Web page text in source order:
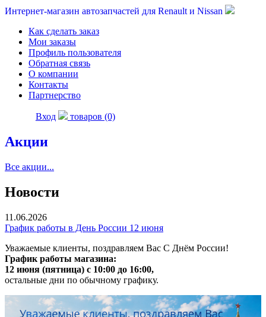
Интернет-магазин автозапчастей для Renault и Nissan
Как сделать заказ
Мои заказы
Профиль пользователя
Обратная связь
О компании
Контакты
Партнерство
Вход товаров (0)
Акции
Все акции...
Новости
11.06.2026
График работы в День России 12 июня
Уважаемые клиенты, поздравляем Вас С Днём России!
График работы магазина:
12 июня (пятница) с 10:00 до 16:00,
остальные дни по обычному графику.